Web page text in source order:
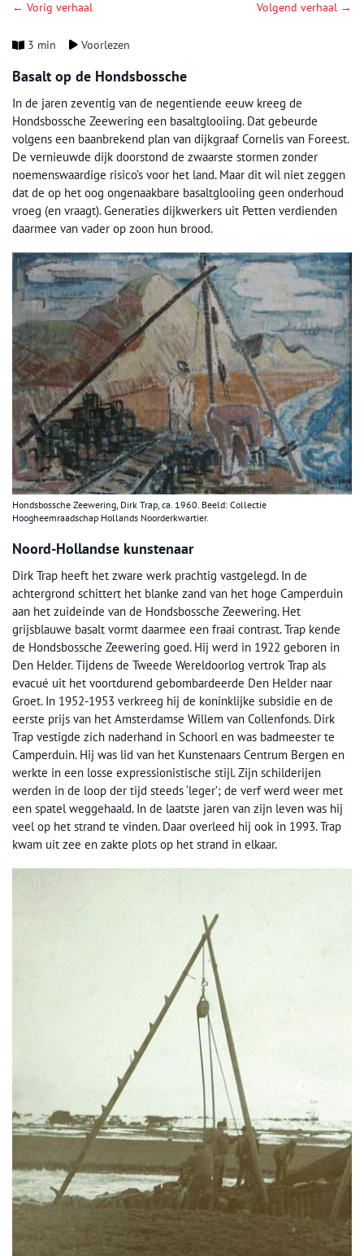
← Vorig verhaal Volgend verhaal →
3 min Voorlezen
Basalt op de Hondsbossche
In de jaren zeventig van de negentiende eeuw kreeg de
Hondsbossche Zeewering een basaltglooiing. Dat gebeurde
volgens een baanbrekend plan van dijkgraaf Cornelis van Foreest.
De vernieuwde dijk doorstond de zwaarste stormen zonder
noemenswaardige risico’s voor het land. Maar dit wil niet zeggen
dat de op het oog ongenaakbare basaltglooiing geen onderhoud
vroeg (en vraagt). Generaties dijkwerkers uit Petten verdienden
daarmee van vader op zoon hun brood.
Hondsbossche Zeewering, Dirk Trap, ca. 1960. Beeld: Collectie
Hoogheemraadschap Hollands Noorderkwartier.
Noord-Hollandse kunstenaar
Dirk Trap heeft het zware werk prachtig vastgelegd. In de
achtergrond schittert het blanke zand van het hoge Camperduin
aan het zuideinde van de Hondsbossche Zeewering. Het
grijsblauwe basalt vormt daarmee een fraai contrast. Trap kende
de Hondsbossche Zeewering goed. Hij werd in 1922 geboren in
Den Helder. Tijdens de Tweede Wereldoorlog vertrok Trap als
evacué uit het voortdurend gebombardeerde Den Helder naar
Groet. In 1952-1953 verkreeg hij de koninklijke subsidie en de
eerste prijs van het Amsterdamse Willem van Collenfonds. Dirk
Trap vestigde zich naderhand in Schoorl en was badmeester te
Camperduin. Hij was lid van het Kunstenaars Centrum Bergen en
werkte in een losse expressionistische stijl. Zijn schilderijen
werden in de loop der tijd steeds ‘leger’; de verf werd weer met
een spatel weggehaald. In de laatste jaren van zijn leven was hij
veel op het strand te vinden. Daar overleed hij ook in 1993. Trap
kwam uit zee en zakte plots op het strand in elkaar.